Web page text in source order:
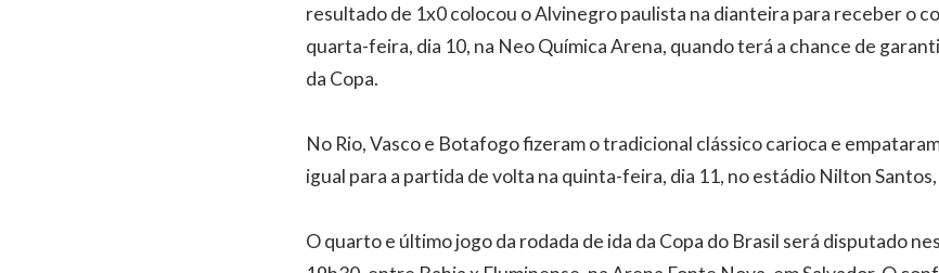
resultado de 1x0 colocou o Alvinegro paulista na dianteira para receber o
quarta-feira, dia 10, na Neo Química Arena, quando terá a chance de
da Copa.
No Rio, Vasco e Botafogo fizeram o tradicional clássico carioca e
igual para a partida de volta na quinta-feira, dia 11, no estádio Nilton Santos,
O quarto e último jogo da rodada de ida da Copa do Brasil será disputado